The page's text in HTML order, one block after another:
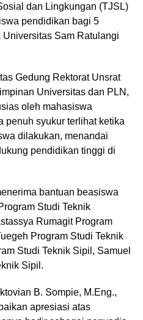
dan Lingkungan (TJSL)
pendidikan bagi 5
Sam Ratulangi
Gedung Rektorat Unsrat
Universitas dan PLN,
oleh mahasiswa
penuh syukur terlihat ketika
dilakukan, menandai
pendidikan tinggi di
bantuan beasiswa
Studi Teknik
Rumagit Program
Program Studi Teknik
Studi Teknik Sipil, Samuel
Sipil.
B. Sompie, M.Eng.,
apresiasi atas